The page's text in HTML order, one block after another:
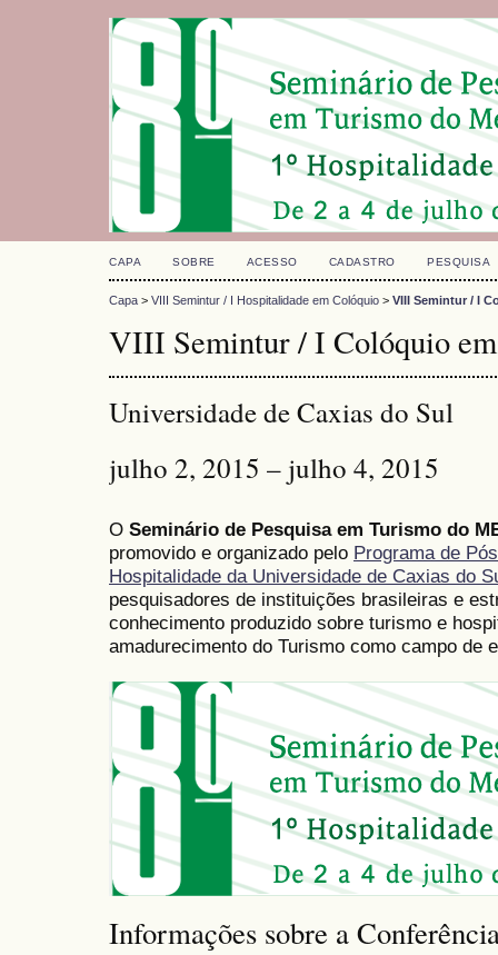
CAPA SOBRE ACESSO CADASTRO PESQUISA
Capa > VIII Semintur / I Hospitalidade em Colóquio > VIII Semintur / I
VIII Semintur / I Colóquio
Universidade de Caxias do Sul
julho 2, 2015 – julho 4, 2015
O Seminário de Pesquisa em Turismo do
promovido e organizado pelo Programa de
Hospitalidade da Universidade de Caxias do
pesquisadores de instituições brasileiras e
conhecimento produzido sobre turismo e
amadurecimento do Turismo como campo de
Informações sobre a